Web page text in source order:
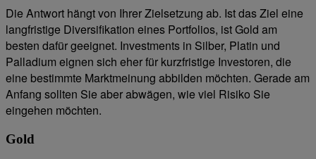
Die Antwort hängt von Ihrer Zielsetzung ab. Ist das Ziel eine
langfristige Diversifikation eines Portfolios, ist Gold am
besten dafür geeignet. Investments in Silber, Platin und
Palladium eignen sich eher für kurzfristige Investoren, die
eine bestimmte Marktmeinung abbilden möchten. Gerade am
Anfang sollten Sie aber abwägen, wie viel Risiko Sie
eingehen möchten.
Gold